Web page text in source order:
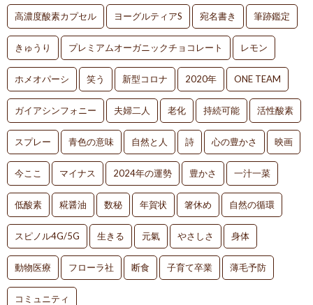
高濃度酸素カプセル ヨーグルティアS 宛名書き 筆跡鑑定
きゅうり プレミアムオーガニックチョコレート レモン
ホメオパーシ 笑う 新型コロナ 2020年 ONE TEAM
ガイアシンフォニー 夫婦二人 老化 持続可能 活性酸素
スプレー 青色の意味 自然と人 詩 心の豊かさ 映画
今ここ マイナス 2024年の運勢 豊かさ 一汁一菜
低酸素 糀醤油 数秘 年賀状 箸休め 自然の循環
スピノル4G/5G 生きる 元氣 やさしさ 身体
動物医療 フローラ社 断食 子育て卒業 薄毛予防
コミュニティ